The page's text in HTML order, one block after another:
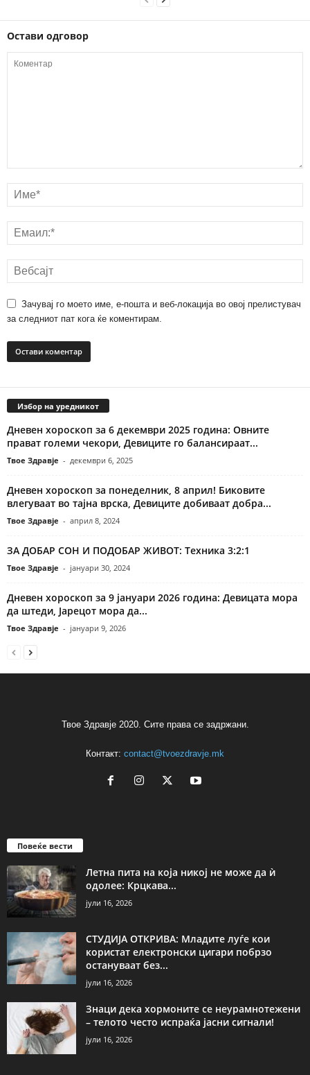
Остави одговор
Зачувај го моето име, е-пошта и веб-локација во овој прелистувач
за следниот пат кога ќе коментирам.
Избор на уредникот
Дневен хороскоп за 6 декември 2025 година: Овните
прават големи чекори, Девиците го балансираат...
Твое Здравје - декември 6, 2025
Дневен хороскоп за понеделник, 8 април! Биковите
влегуваат во тајна врска, Девиците добиваат добра...
Твое Здравје - април 8, 2024
ЗА ДОБАР СОН И ПОДОБАР ЖИВОТ: Техника 3:2:1
Твое Здравје - јануари 30, 2024
Дневен хороскоп за 9 јануари 2026 година: Девицата мора
да штеди, Јарецот мора да...
Твое Здравје - јануари 9, 2026
Твое Здравје 2020. Сите права се задржани.
Контакт: contact@tvoezdravje.mk
Повеќе вести
Летна пита на која никој не може да ѝ
одолее: Крцкава...
јули 16, 2026
СТУДИЈА ОТКРИВА: Младите луѓе кои
користат електронски цигари побрзо
остануваат без...
јули 16, 2026
Знаци дека хормоните се неурамнотежени
– телото често испраќа јасни сигнали!
јули 16, 2026